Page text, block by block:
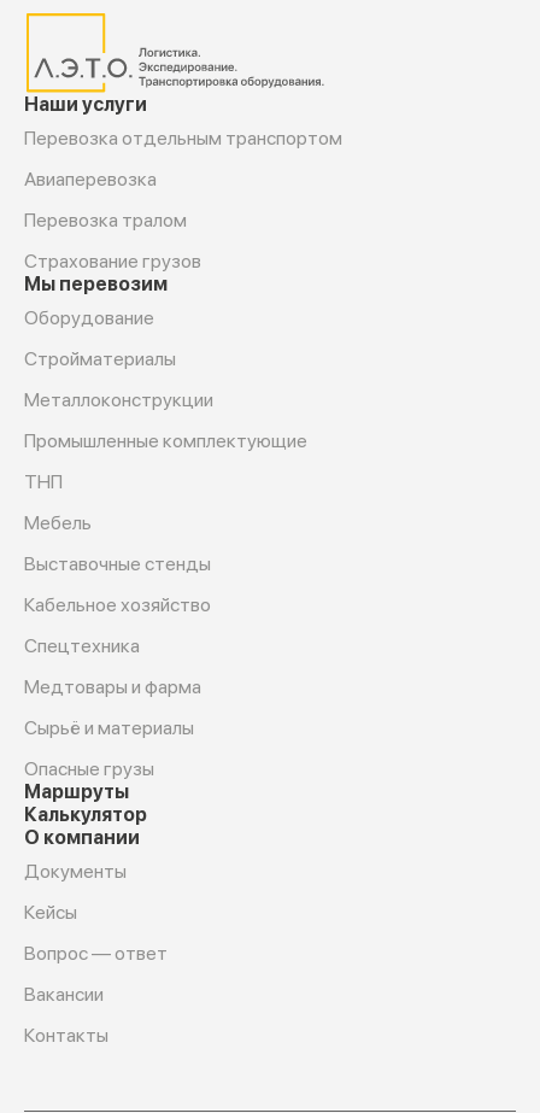
Наши услуги
Перевозка отдельным транспортом
Авиаперевозка
Перевозка тралом
Страхование грузов
Мы перевозим
Оборудование
Cтройматериалы
Металлоконструкции
Промышленные комплектующие
ТНП
Мебель
Выставочные стенды
Кабельное хозяйство
Спецтехника
Медтовары и фарма
Сырьё и материалы
Опасные грузы
Маршруты
Калькулятор
О компании
Документы
Кейсы
Вопрос — ответ
Вакансии
Контакты